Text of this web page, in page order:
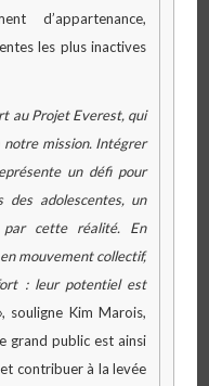
d’appartenance,
les plus inactives
au Projet Everest, qui
notre mission. Intégrer
un défi pour
des adolescentes, un
par cette réalité. En
mouvement collectif,
: leur potentiel est
souligne Kim Marois,
grand public est ainsi
contribuer à la levée